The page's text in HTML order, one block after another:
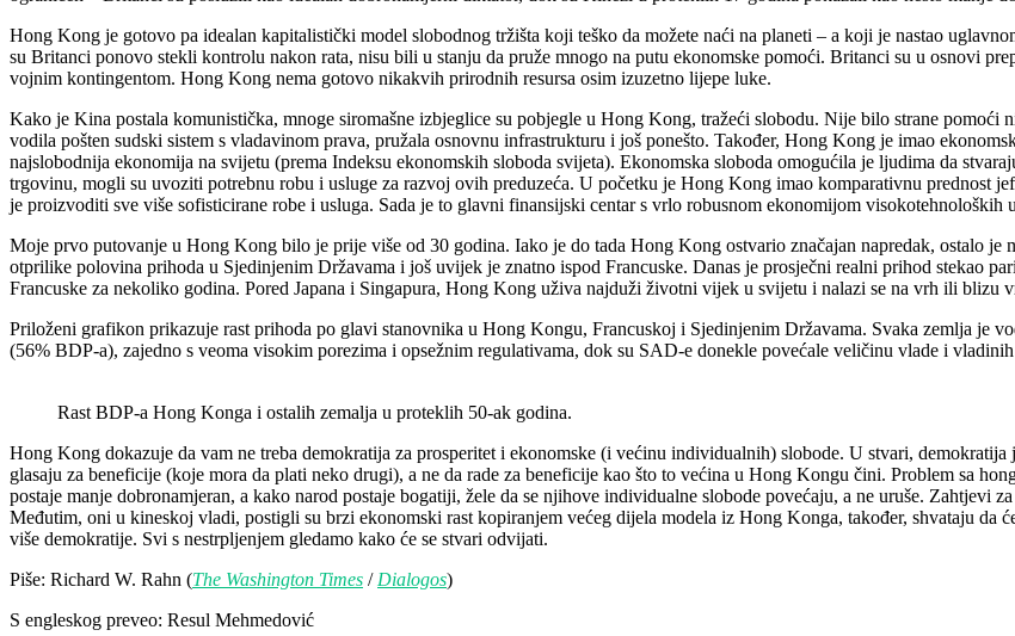
Hong Kong je gotovo pa idealan kapitalistički model slobodnog tržišta koji teško da možete naći na planeti – a koji je nastao
su Britanci ponovo stekli kontrolu nakon rata, nisu bili u stanju da pruže mnogo na putu ekonomske pomoći. Britanci su u osnovi
vojnim kontingentom. Hong Kong nema gotovo nikakvih prirodnih resursa osim izuzetno lijepe luke.
Kako je Kina postala komunistička, mnoge siromašne izbjeglice su pobjegle u Hong Kong, tražeći slobodu. Nije bilo strane pomoći
vodila pošten sudski sistem s vladavinom prava, pružala osnovnu infrastrukturu i još ponešto. Također, Hong Kong je imao
najslobodnija ekonomija na svijetu (prema Indeksu ekonomskih sloboda svijeta). Ekonomska sloboda omogućila je ljudima da
trgovinu, mogli su uvoziti potrebnu robu i usluge za razvoj ovih preduzeća. U početku je Hong Kong imao komparativnu prednost
je proizvoditi sve više sofisticirane robe i usluga. Sada je to glavni finansijski centar s vrlo robusnom ekonomijom visokotehnoloških
Moje prvo putovanje u Hong Kong bilo je prije više od 30 godina. Iako je do tada Hong Kong ostvario značajan napredak, ostalo
otprilike polovina prihoda u Sjedinjenim Državama i još uvijek je znatno ispod Francuske. Danas je prosječni realni prihod stekao
Francuske za nekoliko godina. Pored Japana i Singapura, Hong Kong uživa najduži životni vijek u svijetu i nalazi se na vrh ili blizu
Priloženi grafikon prikazuje rast prihoda po glavi stanovnika u Hong Kongu, Francuskoj i Sjedinjenim Državama. Svaka zemlja je
(56% BDP-a), zajedno s veoma visokim porezima i opsežnim regulativama, dok su SAD-e donekle povećale veličinu vlade i
Rast BDP-a Hong Konga i ostalih zemalja u proteklih 50-ak godina.
Hong Kong dokazuje da vam ne treba demokratija za prosperitet i ekonomske (i većinu individualnih) slobode. U stvari,
glasaju za beneficije (koje mora da plati neko drugi), a ne da rade za beneficije kao što to većina u Hong Kongu čini. Problem sa
postaje manje dobronamjeran, a kako narod postaje bogatiji, žele da se njihove individualne slobode povećaju, a ne uruše. Zahtjevi
Međutim, oni u kineskoj vladi, postigli su brzi ekonomski rast kopiranjem većeg dijela modela iz Hong Konga, također, shvataju da
više demokratije. Svi s nestrpljenjem gledamo kako će se stvari odvijati.
Piše: Richard W. Rahn (The Washington Times / Dialogos)
S engleskog preveo: Resul Mehmedović